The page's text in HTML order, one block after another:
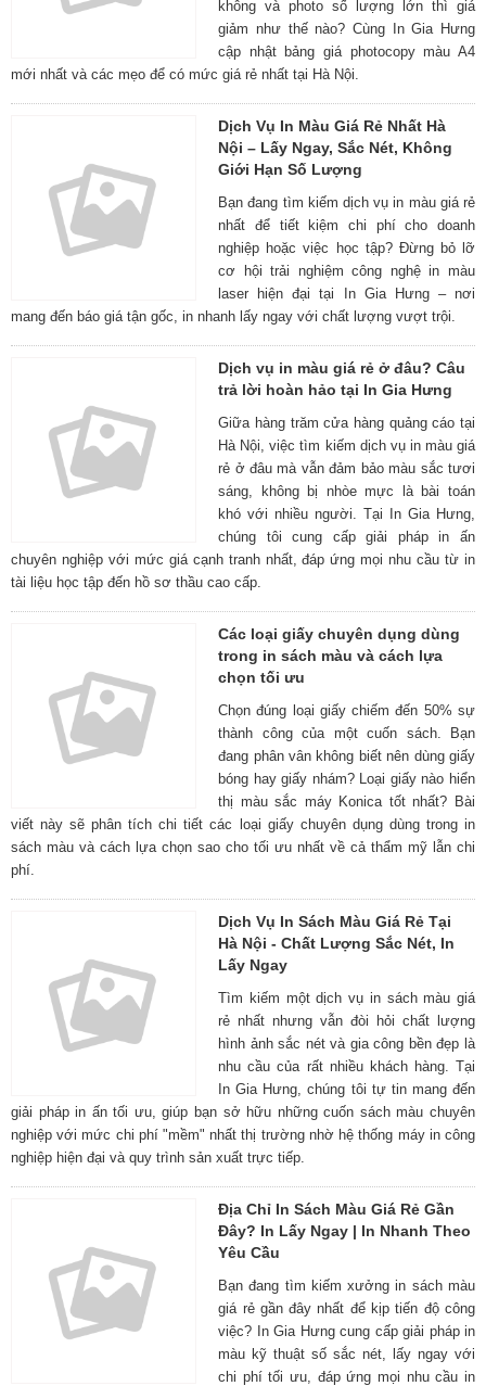
không và photo số lượng lớn thì giá
giảm như thế nào? Cùng In Gia Hưng
cập nhật bảng giá photocopy màu A4
mới nhất và các mẹo để có mức giá rẻ nhất tại Hà Nội.
Dịch Vụ In Màu Giá Rẻ Nhất Hà
Nội – Lấy Ngay, Sắc Nét, Không
Giới Hạn Số Lượng
Bạn đang tìm kiếm dịch vụ in màu giá rẻ
nhất để tiết kiệm chi phí cho doanh
nghiệp hoặc việc học tập? Đừng bỏ lỡ
cơ hội trải nghiệm công nghệ in màu
laser hiện đại tại In Gia Hưng – nơi
mang đến báo giá tận gốc, in nhanh lấy ngay với chất lượng vượt trội.
Dịch vụ in màu giá rẻ ở đâu? Câu
trả lời hoàn hảo tại In Gia Hưng
Giữa hàng trăm cửa hàng quảng cáo tại
Hà Nội, việc tìm kiếm dịch vụ in màu giá
rẻ ở đâu mà vẫn đảm bảo màu sắc tươi
sáng, không bị nhòe mực là bài toán
khó với nhiều người. Tại In Gia Hưng,
chúng tôi cung cấp giải pháp in ấn
chuyên nghiệp với mức giá cạnh tranh nhất, đáp ứng mọi nhu cầu từ in
tài liệu học tập đến hồ sơ thầu cao cấp.
Các loại giấy chuyên dụng dùng
trong in sách màu và cách lựa
chọn tối ưu
Chọn đúng loại giấy chiếm đến 50% sự
thành công của một cuốn sách. Bạn
đang phân vân không biết nên dùng giấy
bóng hay giấy nhám? Loại giấy nào hiển
thị màu sắc máy Konica tốt nhất? Bài
viết này sẽ phân tích chi tiết các loại giấy chuyên dụng dùng trong in
sách màu và cách lựa chọn sao cho tối ưu nhất về cả thẩm mỹ lẫn chi
phí.
Dịch Vụ In Sách Màu Giá Rẻ Tại
Hà Nội - Chất Lượng Sắc Nét, In
Lấy Ngay
Tìm kiếm một dịch vụ in sách màu giá
rẻ nhất nhưng vẫn đòi hỏi chất lượng
hình ảnh sắc nét và gia công bền đẹp là
nhu cầu của rất nhiều khách hàng. Tại
In Gia Hưng, chúng tôi tự tin mang đến
giải pháp in ấn tối ưu, giúp bạn sở hữu những cuốn sách màu chuyên
nghiệp với mức chi phí "mềm" nhất thị trường nhờ hệ thống máy in công
nghiệp hiện đại và quy trình sản xuất trực tiếp.
Địa Chỉ In Sách Màu Giá Rẻ Gần
Đây? In Lấy Ngay | In Nhanh Theo
Yêu Cầu
Bạn đang tìm kiếm xưởng in sách màu
giá rẻ gần đây nhất để kịp tiến độ công
việc? In Gia Hưng cung cấp giải pháp in
màu kỹ thuật số sắc nét, lấy ngay với
chi phí tối ưu, đáp ứng mọi nhu cầu in